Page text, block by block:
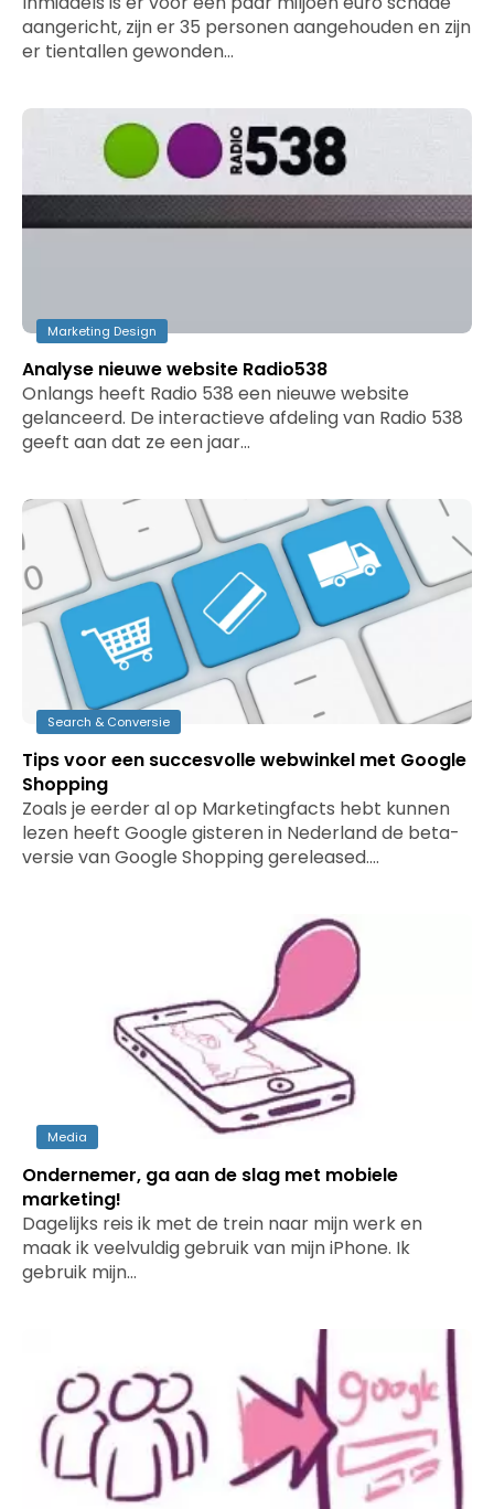
aangericht, zijn er 35 personen aangehouden en zijn
er tientallen gewonden…
Marketing Design
Analyse nieuwe website Radio538
Onlangs heeft Radio 538 een nieuwe website
gelanceerd. De interactieve afdeling van Radio 538
geeft aan dat ze een jaar…
Search & Conversie
Tips voor een succesvolle webwinkel met Google
Shopping
Zoals je eerder al op Marketingfacts hebt kunnen
lezen heeft Google gisteren in Nederland de beta-
versie van Google Shopping gereleased.…
Media
Ondernemer, ga aan de slag met mobiele
marketing!
Dagelijks reis ik met de trein naar mijn werk en
maak ik veelvuldig gebruik van mijn iPhone. Ik
gebruik mijn…